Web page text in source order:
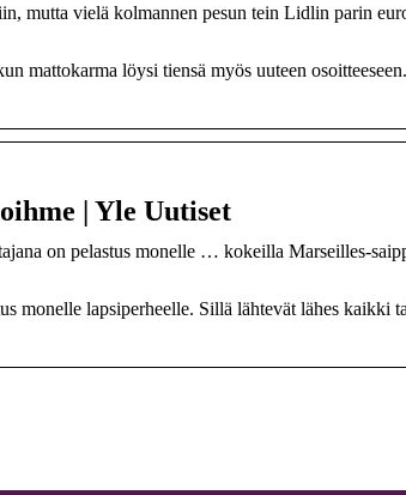
mutta vielä kolmannen pesun tein Lidlin parin
mattokarma löysi tiensä myös uuteen
| Yle Uutiset
on pelastus monelle … kokeilla Marseilles-
monelle lapsiperheelle. Sillä lähtevät lähes kaikki